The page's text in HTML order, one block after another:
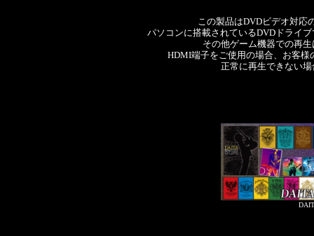
この製品はDVDビデオ対応
パソコンに搭載されているDVDドライ
その他ゲーム機器での再
HDMI端子をご使用の場合、お客
正常に再生できない